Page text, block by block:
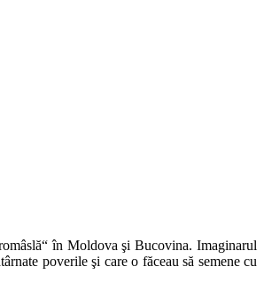
în Moldova şi Bucovina. Imaginarul
poverile şi care o făceau să semene cu